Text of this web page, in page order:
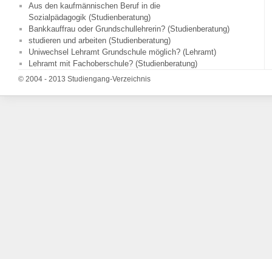
Aus den kaufmännischen Beruf in die
Sozialpädagogik (Studienberatung)
Bankkauffrau oder Grundschullehrerin? (Studienberatung)
studieren und arbeiten (Studienberatung)
Uniwechsel Lehramt Grundschule möglich? (Lehramt)
Lehramt mit Fachoberschule? (Studienberatung)
© 2004 - 2013 Studiengang-Verzeichnis